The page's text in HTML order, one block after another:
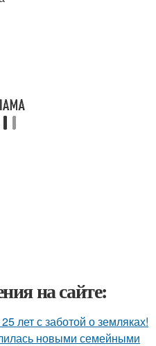
на сайте:
лет с заботой о земляках!
новыми семейными